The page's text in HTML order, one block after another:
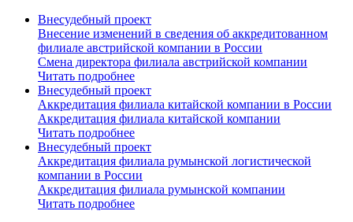
Внесудебный проект
Внесение изменений в сведения об аккредитованном
филиале австрийской компании в России
Смена директора филиала австрийской компании
Читать подробнее
Внесудебный проект
Аккредитация филиала китайской компании в России
Аккредитация филиала китайской компании
Читать подробнее
Внесудебный проект
Аккредитация филиала румынской логистической
компании в России
Аккредитация филиала румынской компании
Читать подробнее